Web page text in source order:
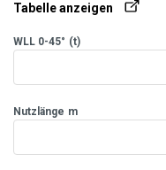
Tabelle anzeigen
WLL 0-45° (t)
Nutzlänge m